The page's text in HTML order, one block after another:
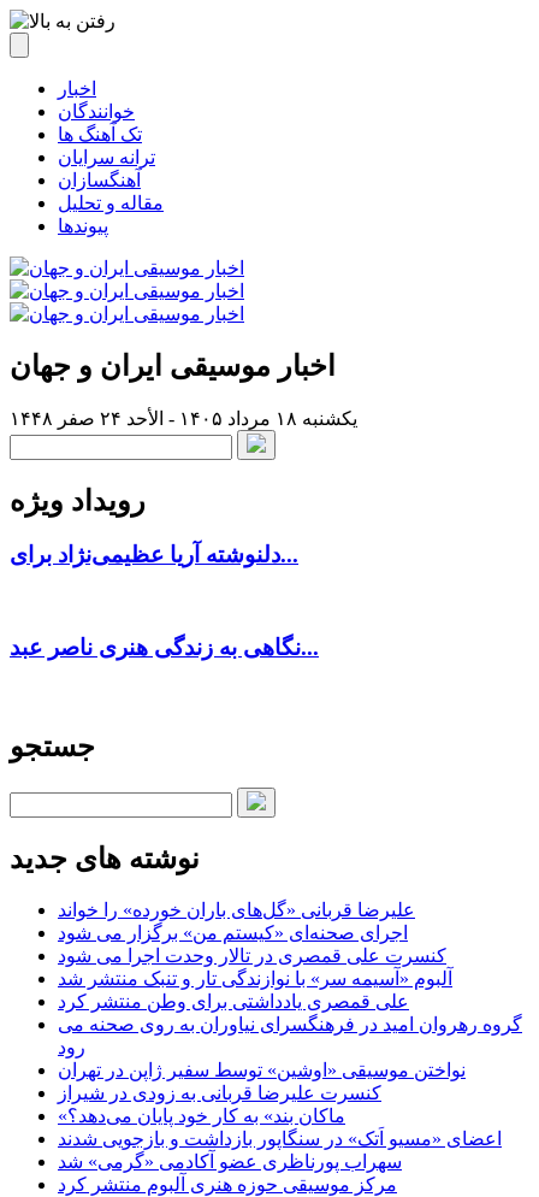
اخبار
خوانندگان
تک آهنگ ها
ترانه سرایان
آهنگسازان
مقاله و تحلیل
پیوندها
اخبار موسیقی ایران و جهان
یکشنبه ۱۸ مرداد ۱۴۰۵ - الأحد ۲۴ صفر ۱۴۴۸
رویداد ویژه
دلنوشته آریا عظیمی‌نژاد برای...
نگاهی به زندگی هنری ناصر عبد...
جستجو
نوشته های جدید
علیرضا قربانی «گل‌های باران خورده» را خواند
اجرای صحنه‌ای «کیستم من» برگزار می شود
کنسرت علی قمصری در تالار وحدت اجرا می شود
آلبوم «آسیمه سر» با نوازندگی تار و تنبک منتشر شد
علی قمصری یادداشتی برای وطن منتشر کرد
گروه رهروان امید در فرهنگسرای نیاوران به روی صحنه می
رود
نواختن موسیقی «اوشین» توسط سفیر ژاپن در تهران
کنسرت علیرضا قربانی به زودی در شیراز
«ماکان بند» به کار خود پایان می‌دهد؟
اعضای «مسیو اَتک» در سنگاپور بازداشت و بازجویی شدند
سهراب پورناظری عضو آکادمی «گرمی» شد
مرکز موسیقی حوزه هنری آلبوم منتشر کرد